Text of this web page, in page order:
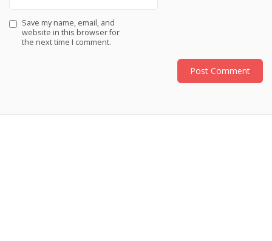
Save my name, email, and
website in this browser for
the next time I comment.